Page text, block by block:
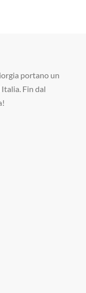
portano un
Fin dal